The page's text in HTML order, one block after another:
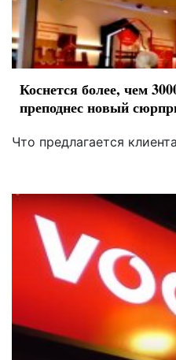
Коснется более, чем
преподнес новый
Что предлагается